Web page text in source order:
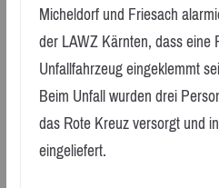
Micheldorf und Friesach
der LAWZ Kärnten, dass eine
Unfallfahrzeug eingeklemmt
Beim Unfall wurden drei
das Rote Kreuz versorgt und
eingeliefert.